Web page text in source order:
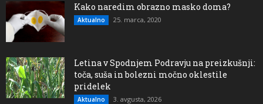
Kako naredim obrazno masko doma?
Aktualno 25. marca, 2020
Letina v Spodnjem Podravju na preizkušnji:
toča, suša in bolezni močno oklestile
pridelek
Aktualno 3. avgusta, 2026